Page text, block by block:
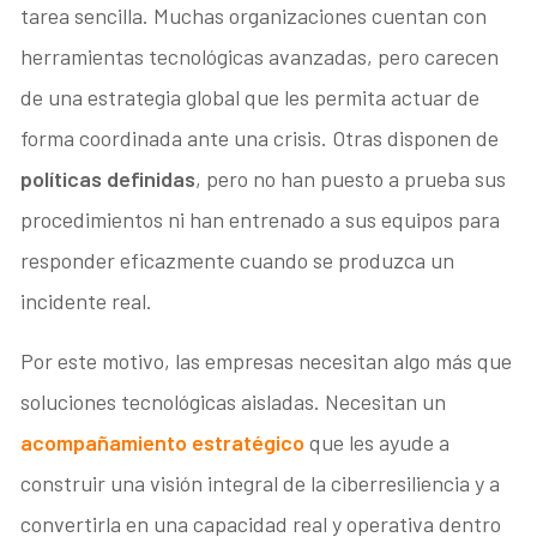
tarea sencilla. Muchas organizaciones cuentan con
herramientas tecnológicas avanzadas, pero carecen
de una estrategia global que les permita actuar de
forma coordinada ante una crisis. Otras disponen de
políticas definidas, pero no han puesto a prueba sus
procedimientos ni han entrenado a sus equipos para
responder eficazmente cuando se produzca un
incidente real.
Por este motivo, las empresas necesitan algo más que
soluciones tecnológicas aisladas. Necesitan un
acompañamiento estratégico que les ayude a
construir una visión integral de la ciberresiliencia y a
convertirla en una capacidad real y operativa dentro